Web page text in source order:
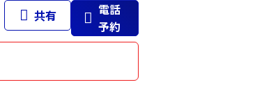
共有
電話
予約